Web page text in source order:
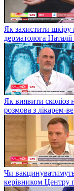
Як захистити шкіру
дерматолога
Як виявити сколіоз
розмова з лікарем-
Чи вакцинуватимуть
керівником Центру